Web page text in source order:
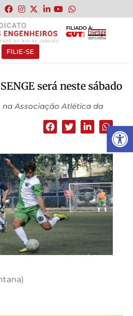
Abrir
FILIADO À:
FILIE-SE
será neste sábado
na Associação Atlética da